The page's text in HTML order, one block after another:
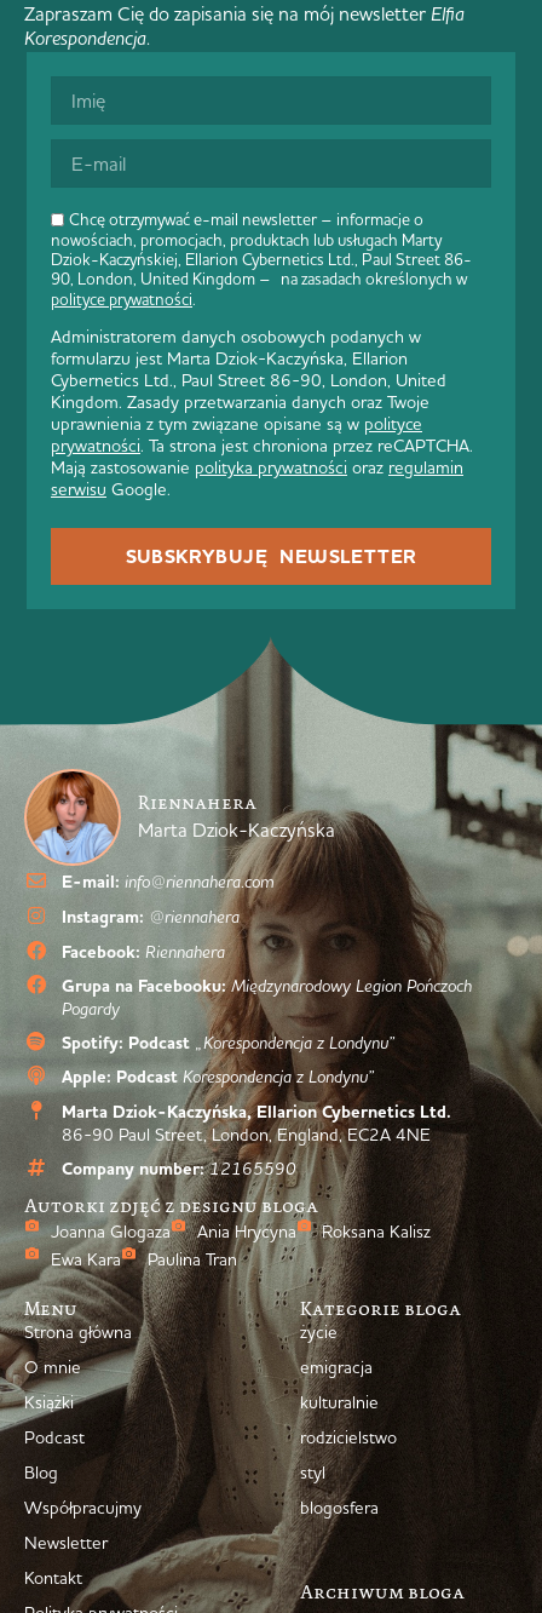
Chcę otrzymywać e-mail newsletter – informacje o
nowościach, promocjach, produktach lub usługach Marty
Dziok-Kaczyńskiej, Ellarion Cybernetics Ltd., Paul Street 86-
90, London, United Kingdom – na zasadach określonych w
polityce prywatności.
Administratorem danych osobowych podanych w
formularzu jest Marta Dziok-Kaczyńska, Ellarion
Cybernetics Ltd., Paul Street 86-90, London, United
Kingdom. Zasady przetwarzania danych oraz Twoje
uprawnienia z tym związane opisane są w polityce
prywatności. Ta strona jest chroniona przez reCAPTCHA.
Mają zastosowanie polityka prywatności oraz regulamin
serwisu Google.
SUBSKRYBUJĘ NEWSLETTER
Zapraszam Cię do zapisania się na mój newsletter Elfia
Korespondencja.
Riennahera
Marta Dziok-Kaczyńska
E-mail: info@riennahera.com
Instagram: @riennahera
Facebook: Riennahera
Grupa na Facebooku: Międzynarodowy Legion Pończoch
Pogardy
Spotify: Podcast „Korespondencja z Londynu”
Apple: Podcast Korespondencja z Londynu”
Marta Dziok-Kaczyńska, Ellarion Cybernetics Ltd.
86-90 Paul Street, London, England, EC2A 4NE
Company number: 12165590
Autorki zdjęć z designu bloga
Joanna Glogaza Ania Hrycyna
Roksana Kalisz
Ewa Kara
Paulina Tran
Menu
Strona główna
O mnie
Książki
Podcast
Blog
Współpracujmy
Newsletter
Kontakt
Kategorie bloga
życie
emigracja
kulturalnie
rodzicielstwo
styl
blogosfera
Archiwum bloga